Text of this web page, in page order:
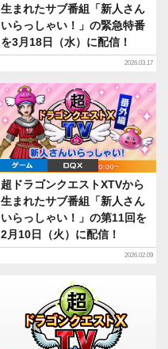
生まれたサブ番組「新人さん
いらっしゃい！」の緊急特番
を3月18日（水）に配信！
2026.03.17
ゲーム DQX
超ドラゴンクエストXTVから
生まれたサブ番組「新人さん
いらっしゃい！」の第11回を
2月10日（火）に配信！
2026.02.09